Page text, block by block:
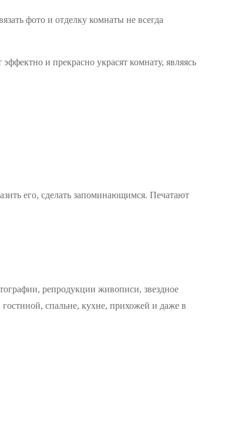
фото и отделку комнаты не всегда
и прекрасно украсят комнату, являясь
его, сделать запоминающимся. Печатают
репродукции живописи, звездное
гостиной, спальне, кухне, прихожей и даже в